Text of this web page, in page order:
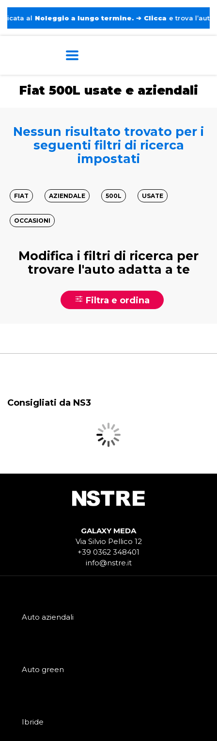
al Noleggio a lungo termine. ➔ Clicca e trova l’auto
Fiat 500L usate e aziendali
Nessun risultato trovato per i
seguenti filtri di ricerca
impostati
FIAT AZIENDALE 500L USATE
OCCASIONI
Modifica i filtri di ricerca per
trovare l'auto adatta a te
Filtra e ordina
Consigliati da NS3
GALAXY MEDA
Via Silvio Pellico 12
+39 0362 348401
info@nstre.it
Auto aziendali
Auto green
Ibride